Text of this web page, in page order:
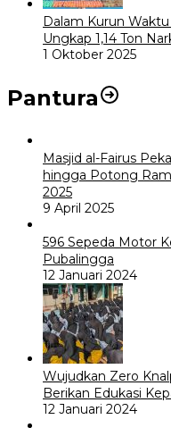
Dalam Kurun
Ungkap 1,14 Ton
1 Oktober 2025
Pantura
Masjid al-Fairus
hingga Potong
2025
9 April 2025
596 Sepeda Motor
Pubalingga
12 Januari 2024
Wujudkan Zero
Berikan Edukasi
12 Januari 2024